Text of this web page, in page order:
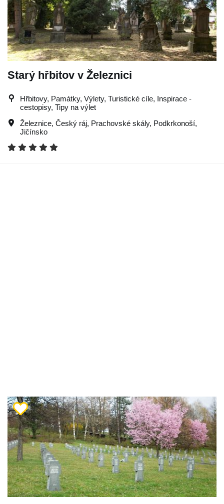
Starý hřbitov v Železnici
Hřbitovy, Památky, Výlety, Turistické cíle, Inspirace -
cestopisy, Tipy na výlet
Železnice, Český ráj, Prachovské skály, Podkrkonoší,
Jičínsko